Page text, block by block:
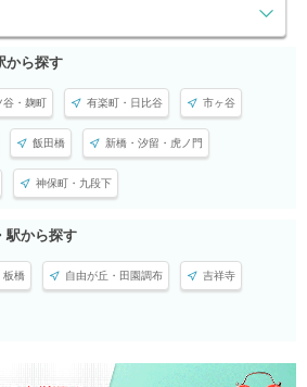
から探す
谷・麹町 有楽町・日比谷 市ヶ谷
飯田橋 新橋・汐留・虎ノ門
神保町・九段下
駅から探す
板橋 自由が丘・田園調布 吉祥寺